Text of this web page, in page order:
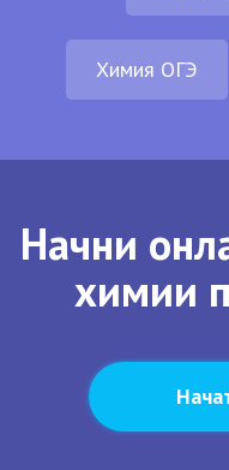
Химия ОГЭ
Начни
химии